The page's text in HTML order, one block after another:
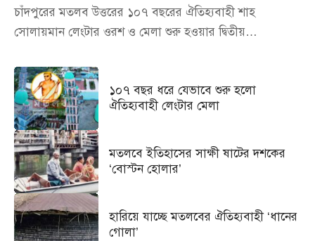
চাঁদপুরের মতলব উত্তরের ১০৭ বছরের ঐতিহ্যবাহী শাহ
সোলায়মান লেংটার ওরশ ও মেলা শুরু হওয়ার দ্বিতীয়…
১০৭ বছর ধরে যেভাবে শুরু হলো
ঐতিহ্যবাহী লেংটার মেলা
মতলবে ইতিহাসের সাক্ষী ষাটের দশকের
‘বোস্টন হোলার’
হারিয়ে যাচ্ছে মতলবের ঐতিহ্যবাহী ‘ধানের
গোলা’